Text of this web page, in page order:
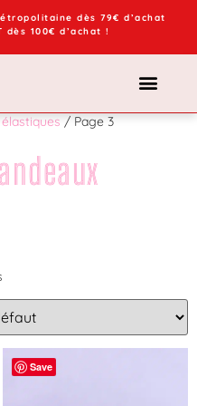
dès 79€ d’achat
dès 100€ d’achat !
/ Page 3
Save